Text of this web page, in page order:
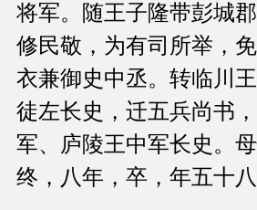
将军。随王子隆带彭城
修民敬，为有司所举，
衣兼御史中丞。转临川
徒左长史，迁五兵尚书
军、庐陵王中军长史。
终，八年，卒，年五十八